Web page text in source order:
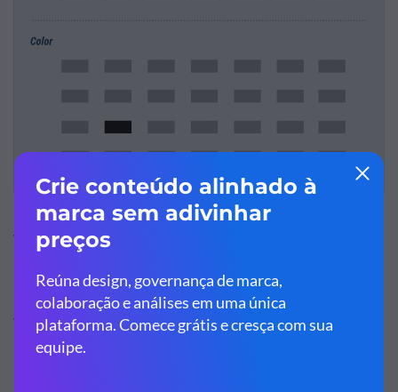
Você se concentrou imediatamente no retângulo grande
imediatamente como um retângulo tem uma orientação
vertical, diferente dos demais.